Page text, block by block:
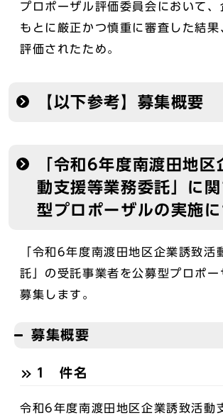
プロポーザル評価委員会において、
もとに厳正かつ慎重に審査した結果
評価されたため。
【以下参考】募集概要
「令和6年度南渡田地区
動支援等業務委託」に
型プロポーザルの実施
「令和6年度南渡田地区企業誘致活
託」の受託事業者を公募型プロポー
募集します。
募集概要
1 件名
令和6年度南渡田地区企業誘致活動